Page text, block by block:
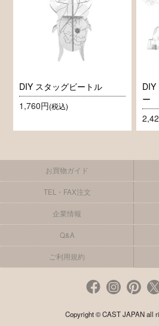
DIY スタッグビートル
1,760円(税込)
DIY
ー
お買物ガイド
TEL・FAX注文
企業情報
Q&A
ご利用規約
Copyright © CAST JAPAN all